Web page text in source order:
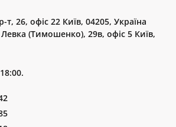
26, офіс 22 Київ, 04205, Україна
(Тимошенко), 29в, офіс 5 Київ,